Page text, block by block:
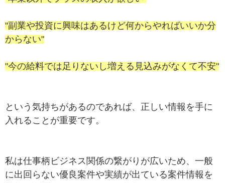
"副業や投資に興味はあるけど何からやればいいか分
からない"
"今の給料では足りないし増える見込みがなくて不安"
という気持ちがあるのであれば、正しい情報を手に
入れることが重要です。
私は仕事柄ビジネス関係の繋がりが広いため、一般
に出回らない優良案件や実績が出ている案件情報を